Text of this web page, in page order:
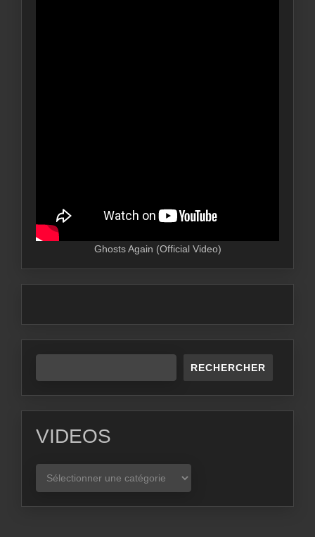
Ghosts Again (Official Video)
RECHERCHER
VIDEOS
VIDEOS